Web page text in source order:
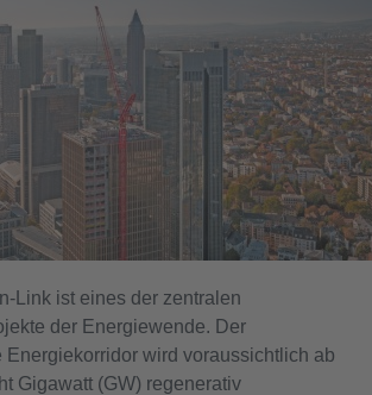
Link ist eines der zentralen
der Energiewende. Der
Energiekorridor wird voraussichtlich ab
Gigawatt (GW) regenerativ